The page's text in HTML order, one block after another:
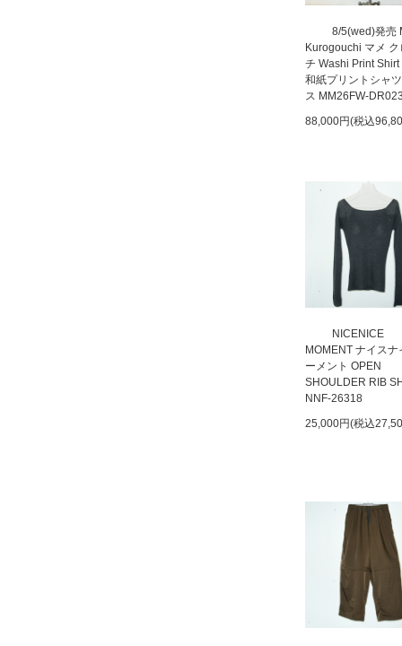
8/5(wed)発売
Kurogouchi マメ ク
チ Washi Print Shirt
和紙プリントシャ
ス MM26FW-
88,000円(税込
NICENICE
MOMENT ナイスナ
ーメント OPEN
SHOULDER RIB
NNF-26318
25,000円(税込